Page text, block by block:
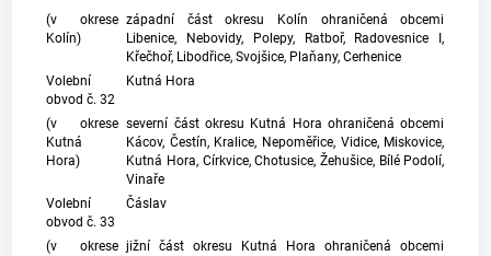
(v okrese
Kolín)
západní část okresu Kolín ohraničená obcemi
Libenice, Nebovidy, Polepy, Ratboř, Radovesnice I,
Křečhoř, Libodřice, Svojšice, Plaňany, Cerhenice
Volební
obvod č. 32
Kutná Hora
(v okrese
Kutná
Hora)
severní část okresu Kutná Hora ohraničená obcemi
Kácov, Čestín, Kralice, Nepoměřice, Vidice, Miskovice,
Kutná Hora, Církvice, Chotusice, Žehušice, Bílé Podolí,
Vinaře
Volební
obvod č. 33
Čáslav
(v okrese jižní část okresu Kutná Hora ohraničená obcemi